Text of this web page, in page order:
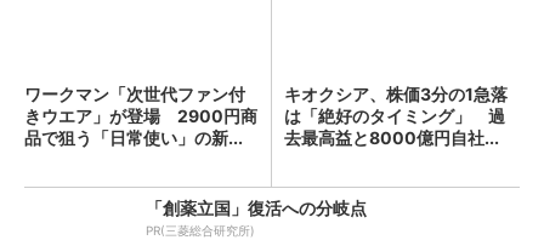
ワークマン「次世代ファン付
きウエア」が登場 2900円商
品で狙う「日常使い」の新...
キオクシア、株価3分の1急落
は「絶好のタイミング」 過
去最高益と8000億円自社...
「創薬立国」復活への分岐点
PR(三菱総合研究所)